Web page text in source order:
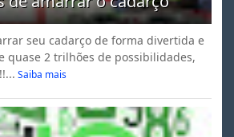
seu cadarço de forma divertida e
quase 2 trilhões de possibilidades,
Saiba mais